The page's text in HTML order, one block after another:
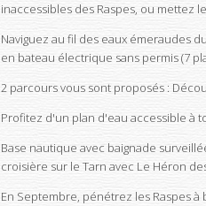
inaccessibles des Raspes, ou mettez
Naviguez au fil des eaux émeraudes
en bateau électrique sans permis (7
2 parcours vous sont proposés :
Profitez d'un plan d'eau accessible à
Base nautique avec baignade
croisière sur le Tarn avec Le Héron
En Septembre, pénétrez les Raspes